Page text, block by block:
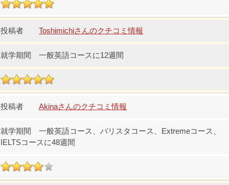
Toshimichiさんのクチコミ情報
一般英語コースに12週間
Akinaさんのクチコミ情報
一般英語コース、バリスタコース、Extremeコース、
IELTSコースに48週間